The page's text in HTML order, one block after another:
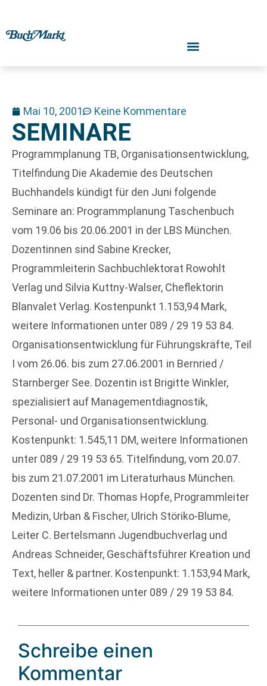
Mai 10, 2001 Keine Kommentare
SEMINARE
Programmplanung TB, Organisationsentwicklung,
Titelfindung Die Akademie des Deutschen
Buchhandels kündigt für den Juni folgende
Seminare an: Programmplanung Taschenbuch
vom 19.06 bis 20.06.2001 in der LBS München.
Dozentinnen sind Sabine Krecker,
Programmleiterin Sachbuchlektorat Rowohlt
Verlag und Silvia Kuttny-Walser, Cheflektorin
Blanvalet Verlag. Kostenpunkt 1.153,94 Mark,
weitere Informationen unter 089 / 29 19 53 84.
Organisationsentwicklung für Führungskräfte, Teil
I vom 26.06. bis zum 27.06.2001 in Bernried /
Starnberger See. Dozentin ist Brigitte Winkler,
spezialisiert auf Managementdiagnostik,
Personal- und Organisationsentwicklung.
Kostenpunkt: 1.545,11 DM, weitere Informationen
unter 089 / 29 19 53 65. Titelfindung, vom 20.07.
bis zum 21.07.2001 im Literaturhaus München.
Dozenten sind Dr. Thomas Hopfe, Programmleiter
Medizin, Urban & Fischer, Ulrich Störiko-Blume,
Leiter C. Bertelsmann Jugendbuchverlag und
Andreas Schneider, Geschäftsführer Kreation und
Text, heller & partner. Kostenpunkt: 1.153,94 Mark,
weitere Informationen unter 089 / 29 19 53 84.
Schreibe einen
Kommentar